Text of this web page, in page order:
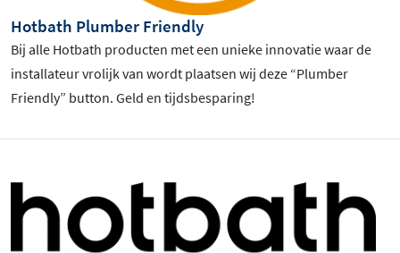
Hotbath Plumber Friendly
Bij alle Hotbath producten met een unieke innovatie waar de
installateur vrolijk van wordt plaatsen wij deze “Plumber
Friendly” button. Geld en tijdsbesparing!